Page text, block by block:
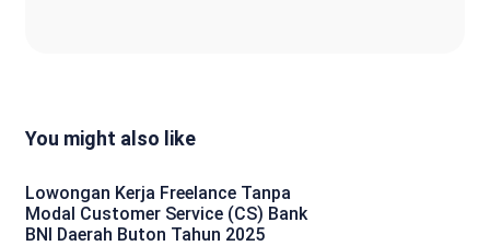
You might also like
Lowongan Kerja Freelance Tanpa
Modal Customer Service (CS) Bank
BNI Daerah Buton Tahun 2025